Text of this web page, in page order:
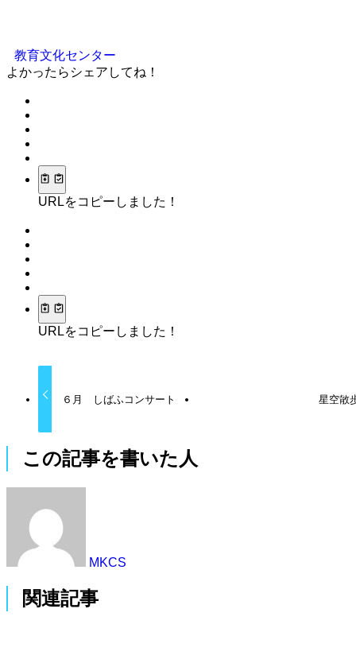
教育文化センター
よかったらシェアしてね！
URLをコピーしました！
URLをコピーしました！
６月 しばふコンサート 星空散
この記事を書いた人
MKCS
関連記事